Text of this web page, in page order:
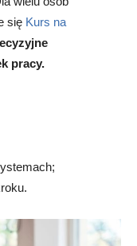
się Kurs na
pracy.